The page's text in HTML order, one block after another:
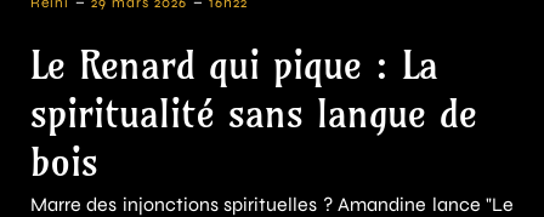
Le Renard qui pique : La
spiritualité sans langue de
bois
Marre des injonctions spirituelles ? Amandine lance "Le